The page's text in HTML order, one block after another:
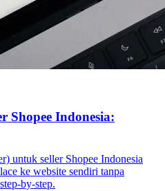
Shopee Indonesia:
untuk seller Shopee Indonesia
ke website sendiri tanpa
by-step.